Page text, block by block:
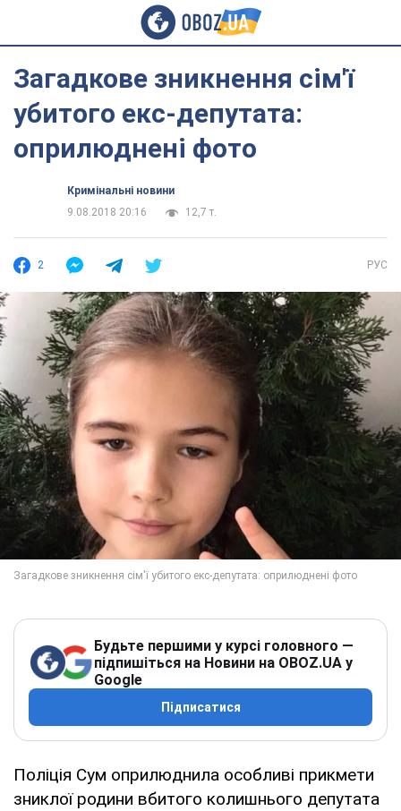
Загадкове зникнення сім'ї
убитого екс-депутата:
оприлюднені фото
Кримінальні новини
9.08.2018 20:16
12,7 т.
2 РУС
Будьте першими у курсі головного —
підпишіться на Новини на OBOZ.UA у
Google
Підписатися
Поліція Сум оприлюднила особливі прикмети
зниклої родини вбитого колишнього депутата